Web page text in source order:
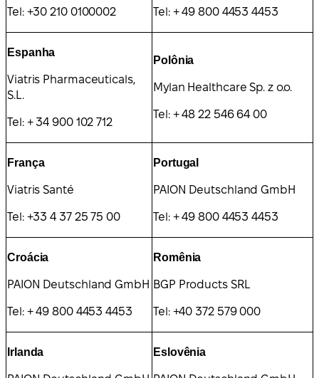
Tel: +30 210 0100002 Tel: + 49 800 4453 4453
Espanha
Viatris Pharmaceuticals,
S.L.
Tel: + 34 900 102 712
Polônia
Mylan Healthcare Sp. z o.o.
Tel: + 48 22 546 64 00
França
Viatris Santé
Tel: +33 4 37 25 75 00
Portugal
PAION Deutschland GmbH
Tel: + 49 800 4453 4453
Croácia
PAION Deutschland GmbH
Tel: + 49 800 4453 4453
Romênia
BGP Products SRL
Tel: +40 372 579 000
Irlanda Eslovênia